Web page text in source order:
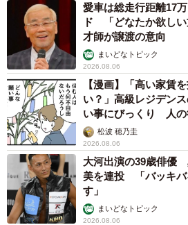
愛車は総走行距離17
ド 「どなたか欲し
才師が譲渡の意向
まいどなトピック
2026.08.06
【漫画】「高い家賃
い？」高級レジデン
い事にびっくり 人の
松波 穂乃圭
2026.08.06
大河出演の39歳俳優
美を連投 「バッキバ
す」
まいどなトピック
2026.08.06